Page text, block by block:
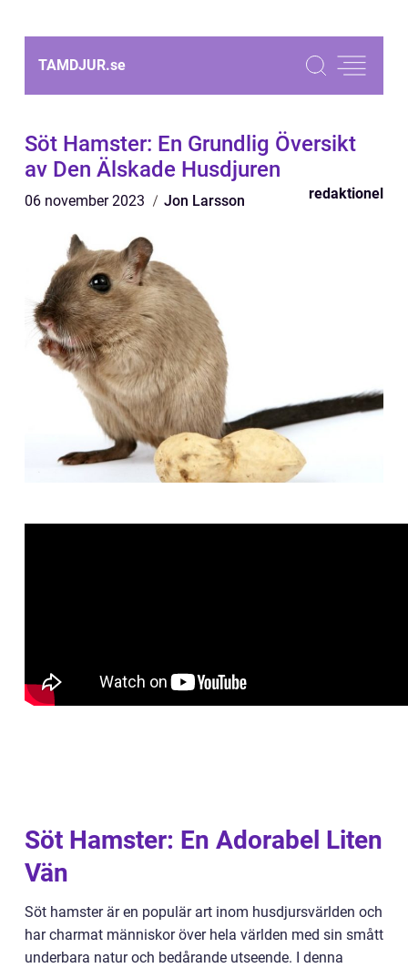
TAMDJUR.se
Söt Hamster: En Grundlig Översikt
av Den Älskade Husdjuren
06 november 2023 Jon Larsson redaktionel
Söt Hamster: En Adorabel Liten
Vän
Söt hamster är en populär art inom husdjursvärlden och
har charmat människor över hela världen med sin smått
underbara natur och bedårande utseende. I denna